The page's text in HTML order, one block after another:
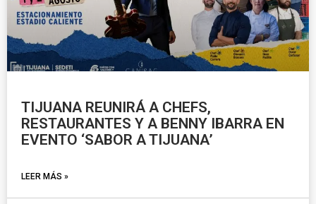
TIJUANA REUNIRÁ A CHEFS,
RESTAURANTES Y A BENNY IBARRA EN
EVENTO ‘SABOR A TIJUANA’
LEER MÁS »